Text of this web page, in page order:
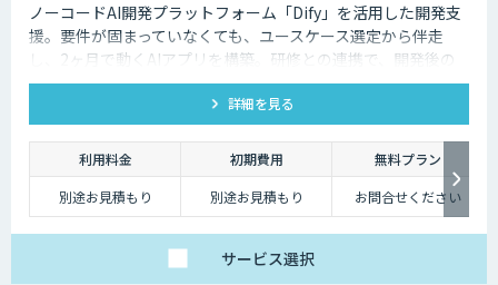
ノーコードAI開発プラットフォーム「Dify」を活用した開発支
援。要件が固まっていなくても、ユースケース選定から伴走
し、2ヶ月で動くAIアプリを構築。研修との連携で、開発後の
内製化・自走までサポートします。
詳細を見る
利用料金 初期費用
無料プラン
別途お見積もり
別途お見積もり お問合せください
サービス選択